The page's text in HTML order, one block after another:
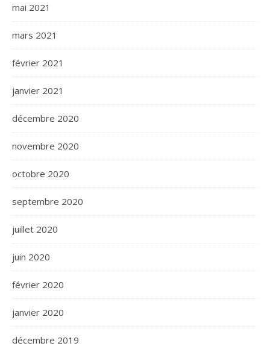
mai 2021
mars 2021
février 2021
janvier 2021
décembre 2020
novembre 2020
octobre 2020
septembre 2020
juillet 2020
juin 2020
février 2020
janvier 2020
décembre 2019